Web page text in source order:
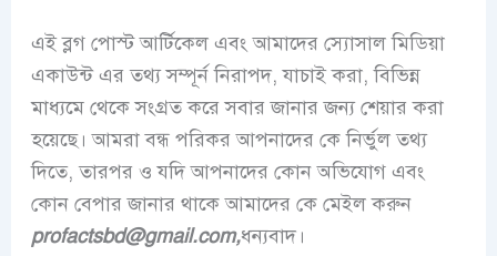
এই ব্লগ পোস্ট আর্টিকেল এবং আমাদের স্যোসাল মিডিয়া
একাউন্ট এর তথ্য সম্পূর্ন নিরাপদ, যাচাই করা, বিভিন্ন
মাধ্যমে থেকে সংগ্রত করে সবার জানার জন্য শেয়ার করা
হয়েছে। আমরা বন্ধ পরিকর আপনাদের কে নির্ভুল তথ্য
দিতে, তারপর ও যদি আপনাদের কোন অভিযোগ এবং
কোন বেপার জানার থাকে আমাদের কে মেইল করুন
profactsbd@gmail.com,ধন্যবাদ।